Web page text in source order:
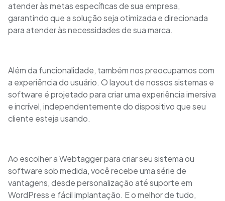
atender às metas específicas de sua empresa,
garantindo que a solução seja otimizada e direcionada
para atender às necessidades de sua marca.
Além da funcionalidade, também nos preocupamos com
a experiência do usuário. O layout de nossos sistemas e
software é projetado para criar uma experiência imersiva
e incrível, independentemente do dispositivo que seu
cliente esteja usando.
Ao escolher a Webtagger para criar seu sistema ou
software sob medida, você recebe uma série de
vantagens, desde personalização até suporte em
WordPress e fácil implantação. E o melhor de tudo,